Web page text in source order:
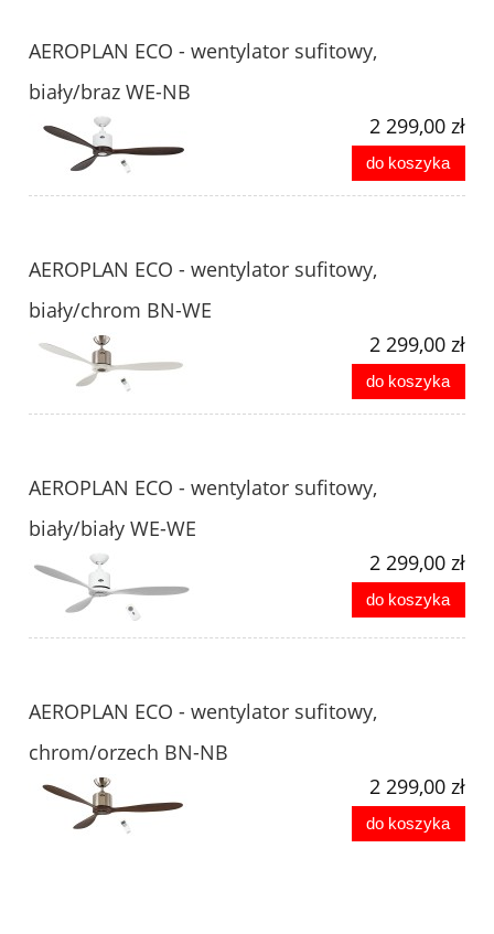
AEROPLAN ECO - wentylator sufitowy,
biały/braz WE-NB
2 299,00 zł
do koszyka
AEROPLAN ECO - wentylator sufitowy,
biały/chrom BN-WE
2 299,00 zł
do koszyka
AEROPLAN ECO - wentylator sufitowy,
biały/biały WE-WE
2 299,00 zł
do koszyka
AEROPLAN ECO - wentylator sufitowy,
chrom/orzech BN-NB
2 299,00 zł
do koszyka